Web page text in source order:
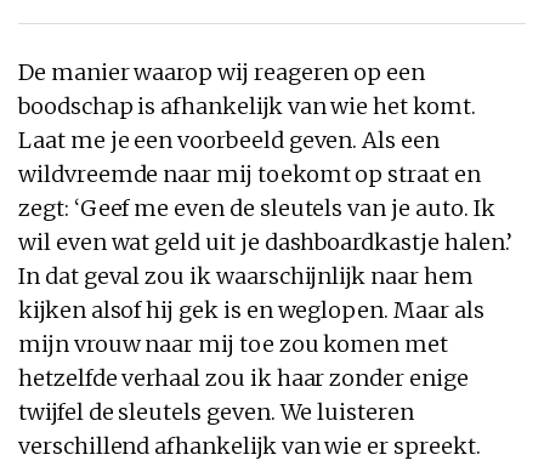
De manier waarop wij reageren op een
boodschap is afhankelijk van wie het komt.
Laat me je een voorbeeld geven. Als een
wildvreemde naar mij toekomt op straat en
zegt: ‘Geef me even de sleutels van je auto. Ik
wil even wat geld uit je dashboardkastje halen.’
In dat geval zou ik waarschijnlijk naar hem
kijken alsof hij gek is en weglopen. Maar als
mijn vrouw naar mij toe zou komen met
hetzelfde verhaal zou ik haar zonder enige
twijfel de sleutels geven. We luisteren
verschillend afhankelijk van wie er spreekt.